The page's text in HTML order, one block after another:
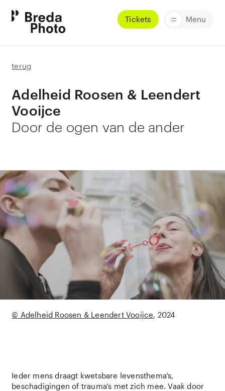
Tickets Menu
terug
Adelheid Roosen & Leendert
Vooijce
Door de ogen van de ander
© Adelheid Roosen & Leendert Vooijce 2024
Ieder mens draagt kwetsbare levensthema’s,
beschadigingen of trauma’s met zich mee. Vaak door